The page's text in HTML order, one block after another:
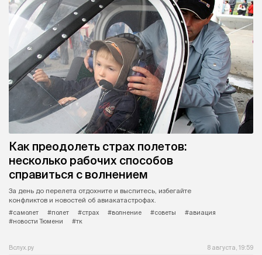
Как преодолеть страх полетов:
несколько рабочих способов
справиться с волнением
За день до перелета отдохните и выспитесь, избегайте
конфликтов и новостей об авиакатастрофах.
#самолет
#полет #страх #волнение #советы
#авиация
#новости Тюмени
#тк
Вслух.ру 8 августа, 19:59